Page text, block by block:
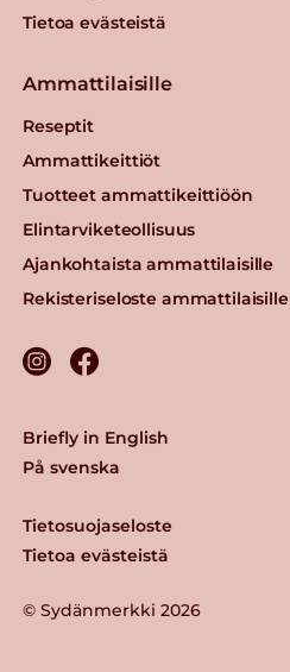
Tietoa evästeistä
Ammattilaisille
Reseptit
Ammattikeittiöt
Tuotteet ammattikeittiöön
Elintarviketeollisuus
Ajankohtaista ammattilaisille
Rekisteriseloste ammattilaisille
© Sydänmerkki 2026
Tietosuojaseloste
Tietoa evästeistä
Briefly in English
På svenska